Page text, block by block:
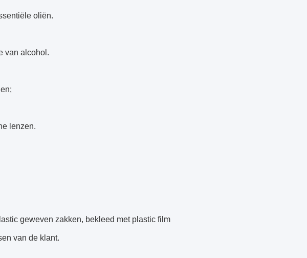
oliën.
van alcohol.
lenzen.
geweven zakken, bekleed met plastic film
van de klant.